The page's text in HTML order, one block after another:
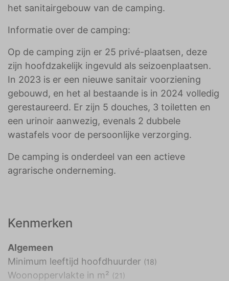
het sanitairgebouw van de camping.
Informatie over de camping:
Op de camping zijn er 25 privé-plaatsen, deze
zijn hoofdzakelijk ingevuld als seizoenplaatsen.
In 2023 is er een nieuwe sanitair voorziening
gebouwd, en het al bestaande is in 2024 volledig
gerestaureerd. Er zijn 5 douches, 3 toiletten en
een urinoir aanwezig, evenals 2 dubbele
wastafels voor de persoonlijke verzorging.
De camping is onderdeel van een actieve
agrarische onderneming.
Kenmerken
Algemeen
Minimum leeftijd hoofdhuurder (18)
Woonoppervlakte in m² (21)